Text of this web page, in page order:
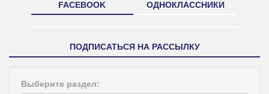
FACEBOOK ОДНОКЛАССНИКИ
ПОДПИСАТЬСЯ НА РАССЫЛКУ
Выберите раздел: